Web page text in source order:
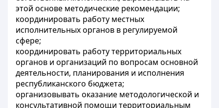
этой основе методические рекомендации;
координировать работу местных
исполнительных органов в регулируемой
сфере;
координировать работу территориальных
органов и организаций по вопросам основной
деятельности, планирования и исполнения
республиканского бюджета;
организовывать оказание методологической и
консультативной помощи территориальным